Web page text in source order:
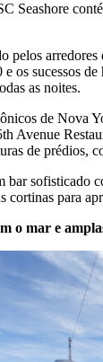
Seashore
pelos
e os sucessos
as noites.
de Nova
Avenue
de prédios,
sofisticado
cortinas para
o mar e